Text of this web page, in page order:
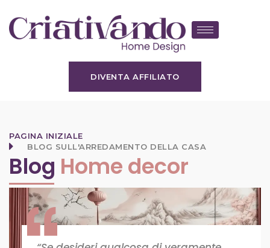
DIVENTA AFFILIATO
PAGINA INIZIALE
BLOG SULL'ARREDAMENTO DELLA CASA
Blog Home decor